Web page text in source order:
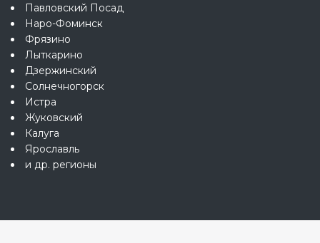
Павловский Посад
Наро-Фоминск
Фрязино
Лыткарино
Дзержинский
Солнечногорск
Истра
Жуковский
Калуга
Ярославль
и др. регионы